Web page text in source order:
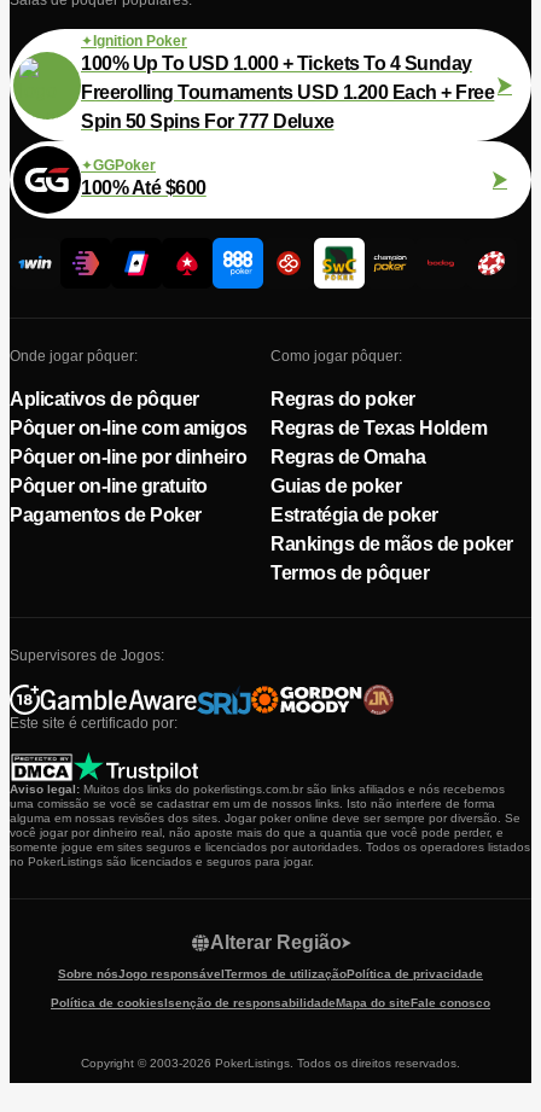
Ignition Poker
100% Up To USD 1.000 + Tickets To 4 Sunday
Freerolling Tournaments USD 1.200 Each + Free
Spin 50 Spins For 777 Deluxe
GGPoker
100% Até $600
Onde jogar pôquer:
Aplicativos de pôquer
Pôquer on-line com amigos
Pôquer on-line por dinheiro
Pôquer on-line gratuito
Pagamentos de Poker
Como jogar pôquer:
Regras do poker
Regras de Texas Holdem
Regras de Omaha
Guias de poker
Estratégia de poker
Rankings de mãos de poker
Termos de pôquer
Supervisores de Jogos:
Este site é certificado por:
Aviso legal: Muitos dos links do pokerlistings.com.br são links afiliados e nós recebemos
uma comissão se você se cadastrar em um de nossos links. Isto não interfere de forma
alguma em nossas revisões dos sites. Jogar poker online deve ser sempre por diversão. Se
você jogar por dinheiro real, não aposte mais do que a quantia que você pode perder, e
somente jogue em sites seguros e licenciados por autoridades. Todos os operadores listados
no PokerListings são licenciados e seguros para jogar.
Sobre nósJogo responsávelTermos de utilizaçãoPolítica de privacidade
Política de cookiesIsenção de responsabilidadeMapa do siteFale conosco
Alterar Região
Copyright © 2003-2026 PokerListings. Todos os direitos reservados.